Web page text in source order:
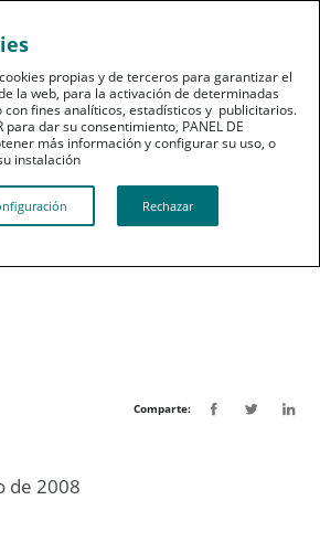
confianza de todos los
Comparte:
de 2008
propias y de terceros para garantizar el
la web, para la activación de determinadas
con fines analíticos, estadísticos y publicitarios.
para dar su consentimiento, PANEL DE
más información y configurar su uso, o
instalación​​​​​​​
Rechazar